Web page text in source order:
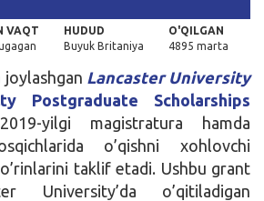
VAQT
HUDUD
Buyuk Britaniya
O'QILGAN
4895 marta
joylashgan Lancaster University
Postgraduate Scholarships
yilgi magistratura hamda
o’qishni xohlovchi
taklif etadi. Ushbu grant
University’da o’qitiladigan